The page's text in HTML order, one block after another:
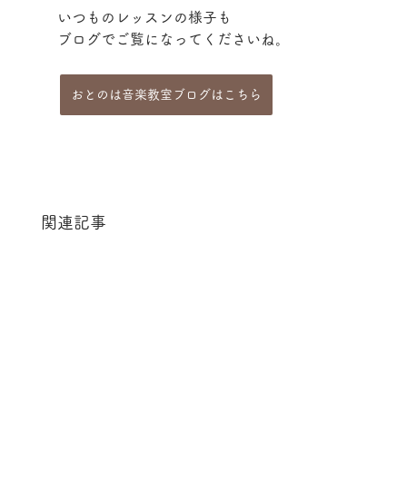
いつものレッスンの様子も
ブログでご覧になってくださいね。
おとのは音楽教室ブログはこちら
関連記事